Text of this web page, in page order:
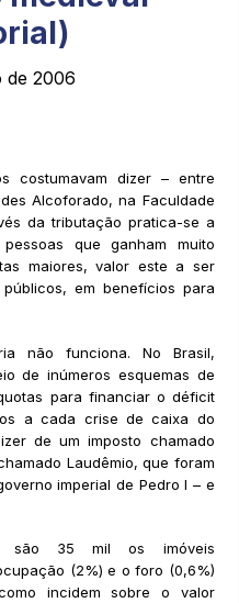
de 2006
costumavam dizer – entre
Alcoforado, na Faculdade
da tributação pratica-se a
que ganham muito
maiores, valor este a ser
em benefícios para
não funciona. No Brasil,
de inúmeros esquemas de
para financiar o déficit
a cada crise de caixa do
de um imposto chamado
Laudêmio, que foram
imperial de Pedro I – e
são 35 mil os imóveis
(2%) e o foro (0,6%)
incidem sobre o valor